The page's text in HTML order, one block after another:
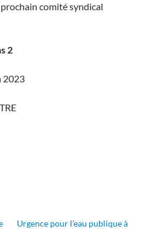
comité syndical
2
2023
Urgence pour l’eau publique à